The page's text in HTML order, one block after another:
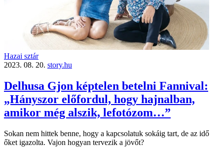
Hazai sztár
2023. 08. 20. story.hu
Delhusa Gjon képtelen betelni Fannival:
„Hányszor előfordul, hogy hajnalban,
amikor még alszik, lefotózom…”
Sokan nem hittek benne, hogy a kapcsolatuk sokáig tart, de az idő
őket igazolta. Vajon hogyan tervezik a jövőt?